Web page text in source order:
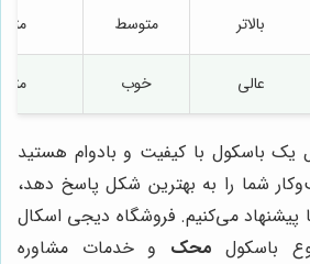
بالاتر متوسط
عالی خوب
یک باسکول با کیفیت و بادوام هستید
شما را به بهترین شکل پاسخ دهد،
پیشنهاد می‌کنیم. فروشگاه دیجی اسکال
باسکول محک و خدمات مشاوره